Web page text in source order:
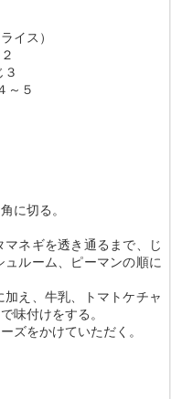
ス）
５
適量
に切る。
ネギを透き通るまで、じ
ルーム、ピーマンの順に
え、牛乳、トマトケチャ
味付けをする。
ズをかけていただく。